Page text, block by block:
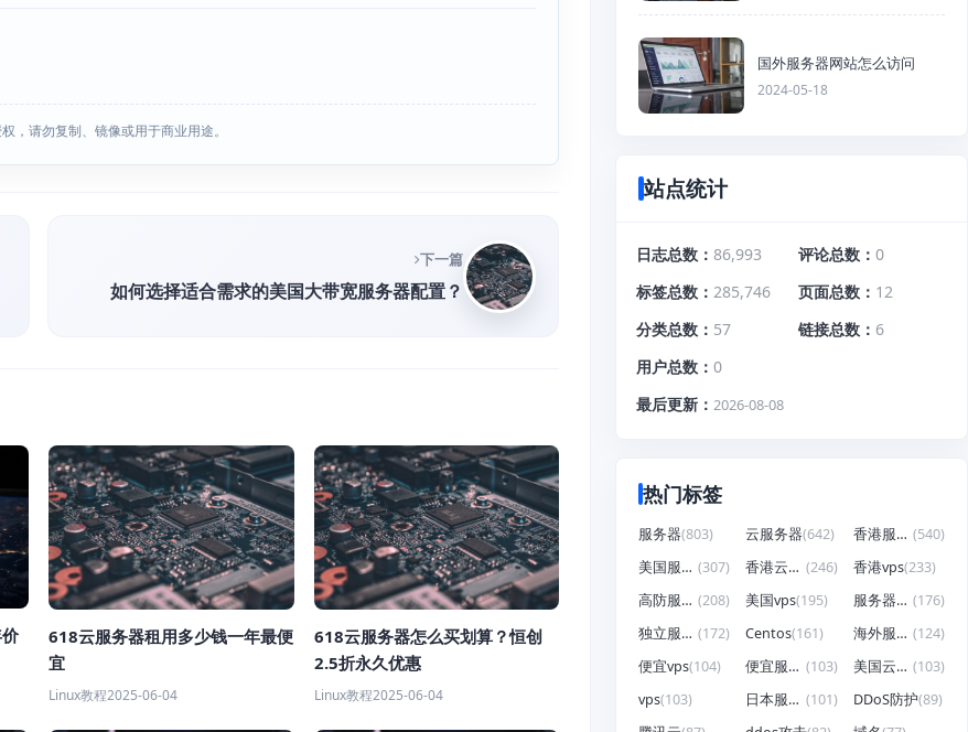
，请勿复制、镜像或用于商业用途。
下一篇
如何选择适合需求的美国大带宽服务器配置？
618云服务器租用多少钱一年最便
宜
Linux教程2025-06-04
618云服务器怎么买划算？恒创
2.5折永久优惠
Linux教程2025-06-04
国外服务器网站怎么访问
2024-05-18
站点统计
日志总数 86,993 评论总数
0
标签总数
285,746 页面总数
12
分类总数
57 链接总数
6
用户总数
0
最后更新
2026-08-08
热门标签
服务器(803) 云服务器(642) 香港服务器 (540)
美国服务器 (307) 香港云服务器 (246) 香港vps(233)
高防服务器 (208) 美国vps(195) 服务器租用 (176)
独立服务器 (172) Centos(161) 海外服务器 (124)
便宜vps(104) 便宜服务器 (103) 美国云服务器 (103)
vps(103) 日本服务器 (101) DDoS防护(89)